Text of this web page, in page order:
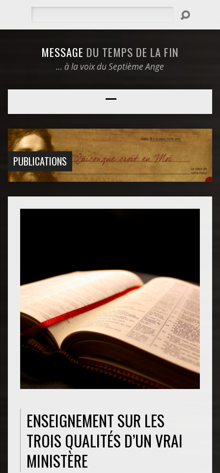
MESSAGE DU TEMPS DE LA FIN
… à la voix du Septième Ange
PUBLICATIONS
ENSEIGNEMENT SUR LES
TROIS QUALITÉS D’UN VRAI
MINISTÈRE